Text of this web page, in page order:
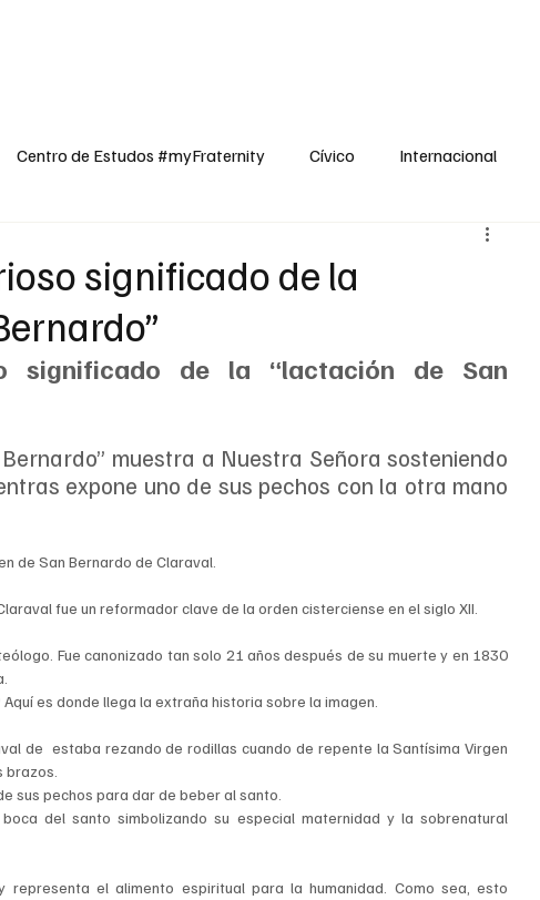
Centro de Estudos #myFraternity Cívico Internacional
significado de la
significado de la “lactación de San
muestra a Nuestra Señora sosteniendo
expone uno de sus pechos con la otra mano
de San Bernardo de Claraval.
fue un reformador clave de la orden cisterciense en el siglo XII.
Fue canonizado tan solo 21 años después de su muerte y en 1830
es donde llega la extraña historia sobre la imagen.
de  estaba rezando de rodillas cuando de repente la Santísima Virgen
brazos.
sus pechos para dar de beber al santo.
del santo simbolizando su especial maternidad y la sobrenatural
el alimento espiritual para la humanidad. Como sea, esto